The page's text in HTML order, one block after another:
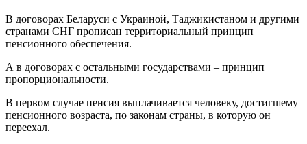
В договорах Беларуси с Украиной, Таджикистаном и другими
странами СНГ прописан территориальный принцип
пенсионного обеспечения.
А в договорах с остальными государствами – принцип
пропорциональности.
В первом случае пенсия выплачивается человеку, достигшему
пенсионного возраста, по законам страны, в которую он
переехал.